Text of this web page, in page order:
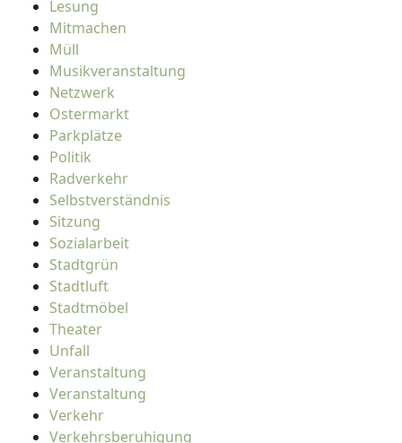
Lesung
Mitmachen
Müll
Musikveranstaltung
Netzwerk
Ostermarkt
Parkplätze
Politik
Radverkehr
Selbstverständnis
Sitzung
Sozialarbeit
Stadtgrün
Stadtluft
Stadtmöbel
Theater
Unfall
Veranstaltung
Veranstaltung
Verkehr
Verkehrsberuhigung